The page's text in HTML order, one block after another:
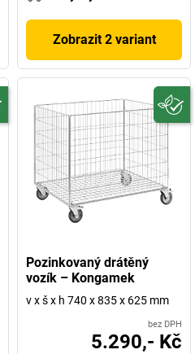
Zobrazit 2 variant
Pozinkovaný drátěný
vozík – Kongamek
v x š x h 740 x 835 x 625 mm
bez DPH
5.290,- Kč